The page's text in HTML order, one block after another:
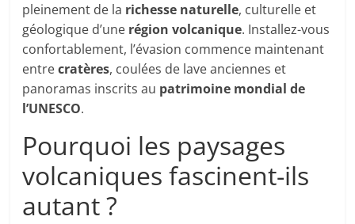
pleinement de la richesse naturelle, culturelle et
géologique d’une région volcanique. Installez-vous
confortablement, l’évasion commence maintenant
entrecratères, coulées de lave anciennes et
panoramas inscrits au patrimoine mondial de
l’UNESCO.
Pourquoi les paysages
volcaniques fascinent-ils
autant ?